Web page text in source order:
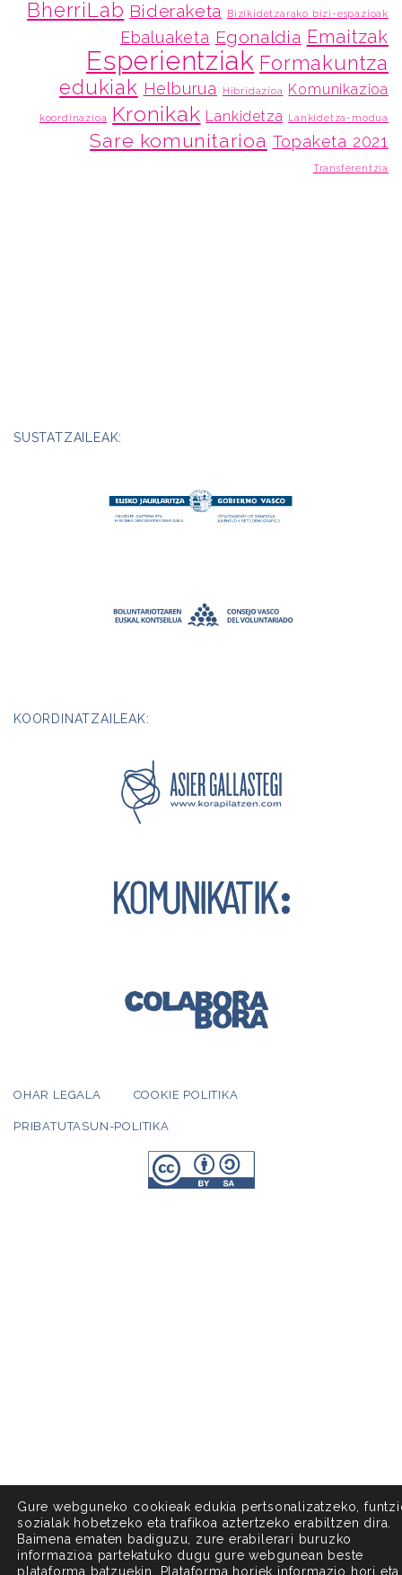
BherriLab Bideraketa Bizikidetzarako bizi-espazioak
Ebaluaketa Egonaldia Emaitzak
Esperientziak Formakuntza
edukiak Helburua Hibridazioa Komunikazioa
koordinazioa Kronikak Lankidetza Lankidetza-modua
Sare komunitarioa Topaketa 2021
Transferentzia
SUSTATZAILEAK:
KOORDINATZAILEAK:
OHAR LEGALA COOKIE POLITIKA
PRIBATUTASUN-POLITIKA
Gure webguneko cookieak edukia pertsonalizatzeko,
sozialak hobetzeko eta trafikoa aztertzeko erabiltzen dira.
Baimena ematen badiguzu, zure erabilerari buruzko
informazioa partekatuko dugu gure webgunean beste
plataforma batzuekin. Plataforma horiek informazio hori eta